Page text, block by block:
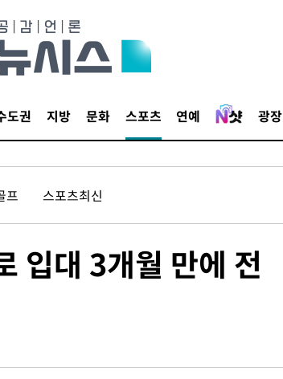
도권 지방 문화 스포츠 연예 광장
프 스포츠최신
입대 3개월 만에 전